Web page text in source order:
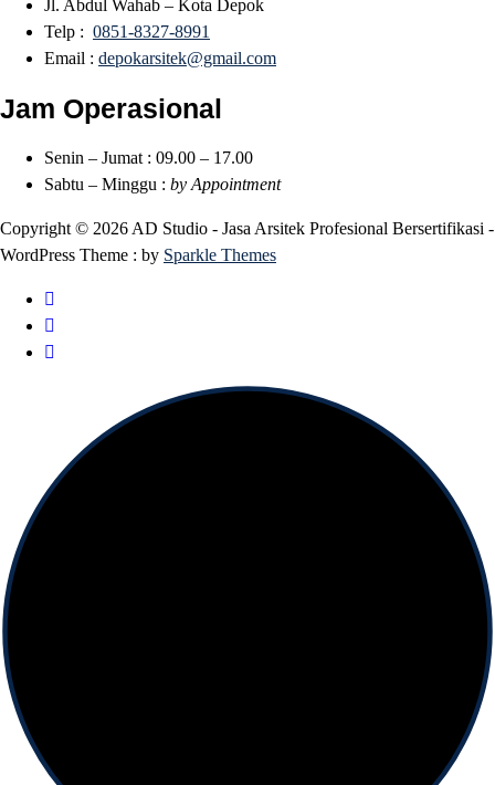
Jl. Abdul Wahab – Kota Depok
Telp : 0851-8327-8991
Email : depokarsitek@gmail.com
Jam Operasional
Senin – Jumat : 09.00 – 17.00
Sabtu – Minggu : by Appointment
Copyright © 2026 AD Studio - Jasa Arsitek Profesional Bersertifikasi -
WordPress Theme : by Sparkle Themes